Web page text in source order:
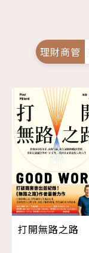
理財商管
打開無路之路